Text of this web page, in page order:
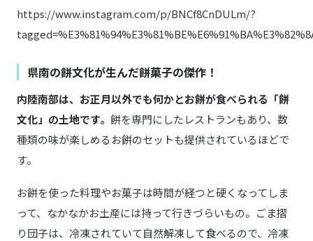
https://www.instagram.com/p/BNCf8CnDULm/?
県南の餅文化が生んだ餅菓子の傑作！
内陸南部は、お正月以外でも何かとお餅が食べられる「餅
文化」の土地です。 餅を専門にしたレストランもあり、数
種類の味が楽しめるお餅のセットも提供されているほどで
す。
お餅を使った料理やお菓子は時間が経つと硬くなってしま
って、なかなかお土産には持って行きづらいもの。ごま摺
り団子は、冷凍されていて自然解凍して食べるので、冷凍